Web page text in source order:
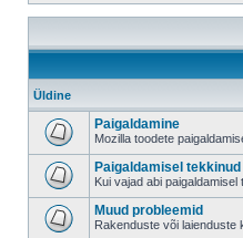
Üldine
Paigaldamine
Mozilla toodete
Paigaldamisel
Kui vajad abi
Muud probleemid
Rakenduste või laienduste